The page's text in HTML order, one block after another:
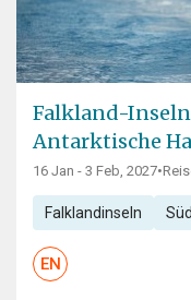
Falkland-
Antarktische
16 Jan - 3 Feb, 2027•
Falklandinseln
EN